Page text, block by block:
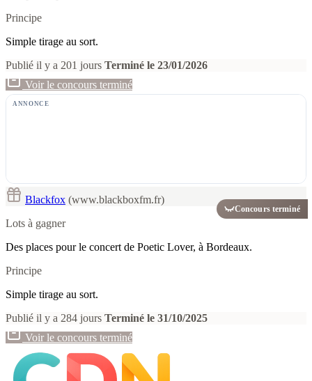
Principe
Simple tirage au sort.
Publié il y a 201 jours Terminé le 23/01/2026
Voir le concours terminé
ANNONCE
Concours terminé
Blackfox (www.blackboxfm.fr)
Lots à gagner
Des places pour le concert de Poetic Lover, à Bordeaux.
Principe
Simple tirage au sort.
Publié il y a 284 jours Terminé le 31/10/2025
Voir le concours terminé